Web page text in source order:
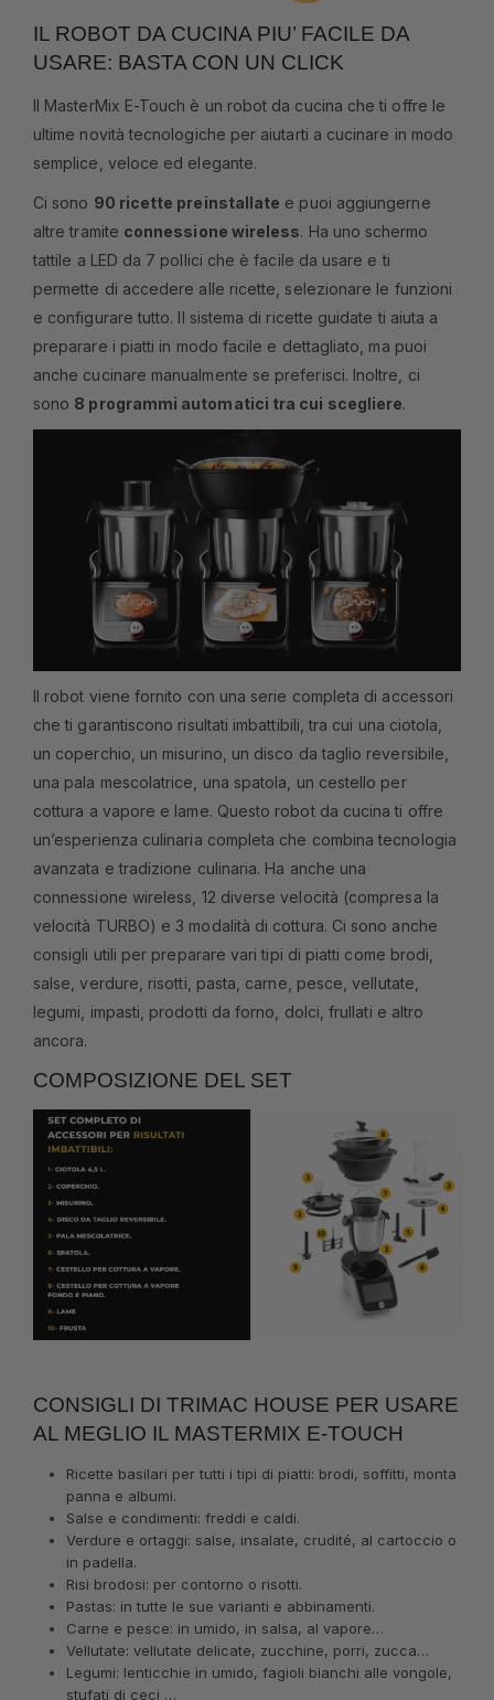
IL ROBOT DA CUCINA PIU’ FACILE DA
USARE: BASTA CON UN CLICK
Il MasterMix E-Touch è un robot da cucina che ti offre le
ultime novità tecnologiche per aiutarti a cucinare in modo
semplice, veloce ed elegante.
Ci sono 90 ricette preinstallate e puoi aggiungerne
altre tramite connessione wireless. Ha uno schermo
tattile a LED da 7 pollici che è facile da usare e ti
permette di accedere alle ricette, selezionare le funzioni
e configurare tutto. Il sistema di ricette guidate ti aiuta a
preparare i piatti in modo facile e dettagliato, ma puoi
anche cucinare manualmente se preferisci. Inoltre, ci
sono 8 programmi automatici tra cui scegliere.
Il robot viene fornito con una serie completa di accessori
che ti garantiscono risultati imbattibili, tra cui una ciotola,
un coperchio, un misurino, un disco da taglio reversibile,
una pala mescolatrice, una spatola, un cestello per
cottura a vapore e lame. Questo robot da cucina ti offre
un’esperienza culinaria completa che combina tecnologia
avanzata e tradizione culinaria. Ha anche una
connessione wireless, 12 diverse velocità (compresa la
velocità TURBO) e 3 modalità di cottura. Ci sono anche
consigli utili per preparare vari tipi di piatti come brodi,
salse, verdure, risotti, pasta, carne, pesce, vellutate,
legumi, impasti, prodotti da forno, dolci, frullati e altro
ancora.
COMPOSIZIONE DEL SET
CONSIGLI DI TRIMAC HOUSE PER USARE
AL MEGLIO IL MASTERMIX E-TOUCH
Ricette basilari per tutti i tipi di piatti: brodi, soffitti, monta
panna e albumi.
Salse e condimenti: freddi e caldi.
Verdure e ortaggi: salse, insalate, crudité, al cartoccio o
in padella.
Risi brodosi: per contorno o risotti.
Pastas: in tutte le sue varianti e abbinamenti.
Carne e pesce: in umido, in salsa, al vapore…
Vellutate: vellutate delicate, zucchine, porri, zucca…
Legumi: lenticchie in umido, fagioli bianchi alle vongole,
stufati di ceci …